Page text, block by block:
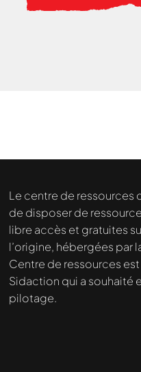
Le centre de ressources
de disposer de
libre accès et gratuites
l’origine, hébergées par
Centre de ressources
Sidaction qui a souhaité
pilotage.